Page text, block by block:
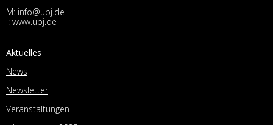
M: info@upj.de
I: www.upj.de
Aktuelles
News
Newsletter
Veranstaltungen